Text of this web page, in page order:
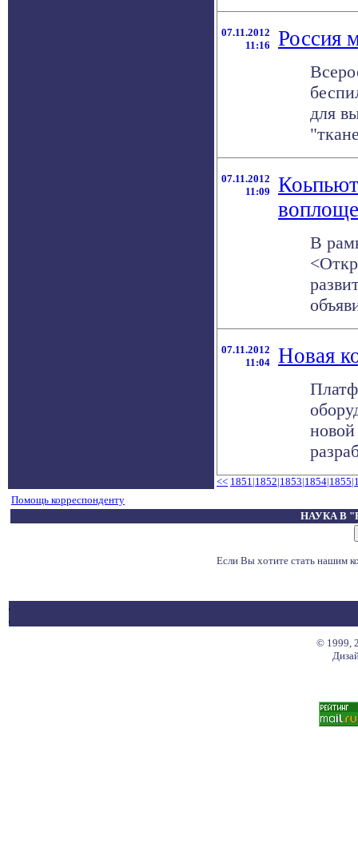
07.11.2012
11:16
Россия
для
07.11.2012
11:09
В
07.11.2012
11:04
Новая
<< 1851|1852|1853|1854|1855|
Помощь корреспонденту
НАУКА В
Если Вы хотите стать нашим
© 1999,